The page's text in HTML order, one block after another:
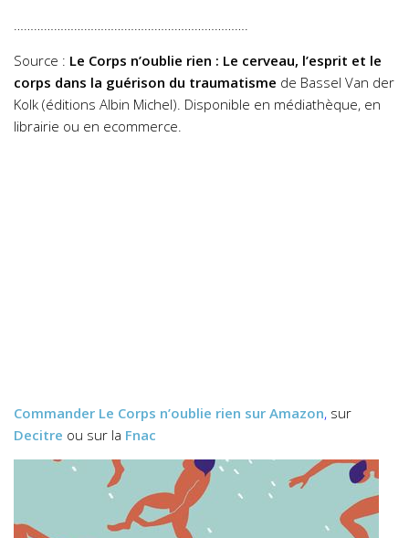
…………………………………………………………….
Source : Le Corps n’oublie rien : Le cerveau, l’esprit et le
corps dans la guérison du traumatisme de Bassel Van der
Kolk (éditions Albin Michel). Disponible en médiathèque, en
librairie ou en ecommerce.
Commander Le Corps n’oublie rien sur Amazon, sur
Decitre ou sur la Fnac